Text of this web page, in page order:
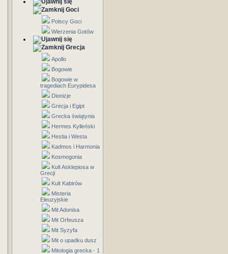
Goci
Polscy Goci
Wierzenia Gotów
Grecja
Apollo
Bogowie
Bogowie w
tragediach Eurypidesa
Dionizje
Grecja i Egipt
Grecka świątynia
Hermes Kylleński
Hestia i Westa
Kadmos i Harmonia
Kosmogonia
Kult Asklepiosa w
Grecji
Kult Kabirów
Misteria
Eleuzyjskie
Mit Adonisa
Mit Orfeusza
Mit Syzyfa
Mit o upadku dusz
Mitologia grecka - 1